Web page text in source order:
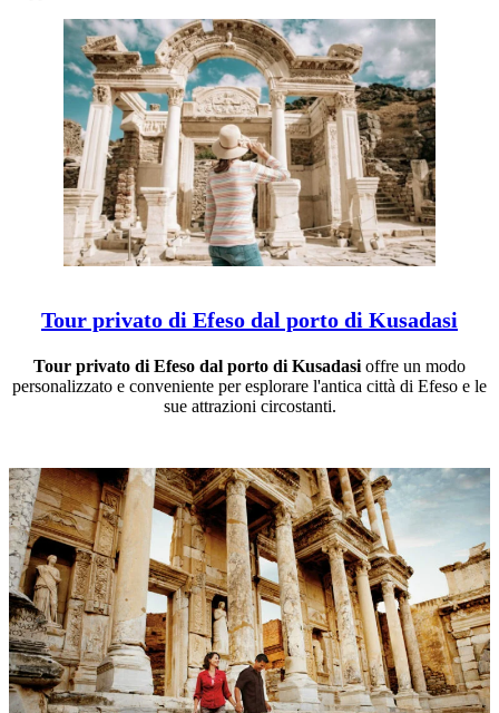
Tour privato di Efeso dal porto di Kusadasi
Tour privato di Efeso dal porto di Kusadasi offre un modo
personalizzato e conveniente per esplorare l'antica città di Efeso e le
sue attrazioni circostanti.